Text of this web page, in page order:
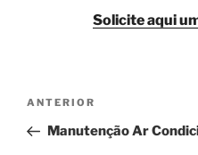
Solicite aqui
Navegação
Post
Post
anterior
ANTERIOR
Manutenção Ar